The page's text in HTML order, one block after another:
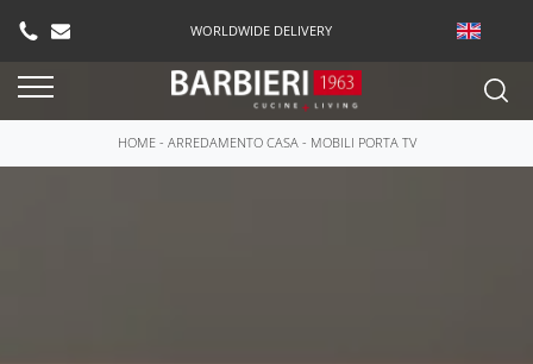
WORLDWIDE DELIVERY
HOME- ARREDAMENTO CASA - MOBILI PORTA TV